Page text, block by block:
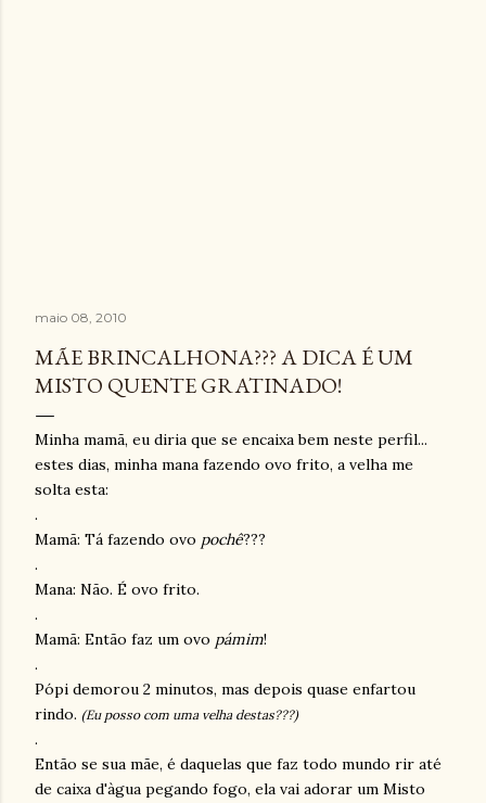
maio 08, 2010
MÃE BRINCALHONA??? A DICA É UM
MISTO QUENTE GRATINADO!
Minha mamã, eu diria que se encaixa bem neste perfil...
estes dias, minha mana fazendo ovo frito, a velha me
solta esta:
.
Mamã: Tá fazendo ovo pochê???
.
Mana: Não. É ovo frito.
.
Mamã: Então faz um ovo pámim!
.
Pópi demorou 2 minutos, mas depois quase enfartou
rindo. (Eu posso com uma velha destas???)
.
Então se sua mãe, é daquelas que faz todo mundo rir até
de caixa d'àgua pegando fogo, ela vai adorar um Misto